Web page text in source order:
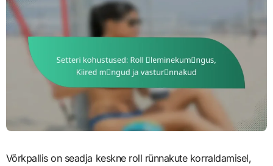
Võrkpallis on seadja keskne roll rünnakute korraldamisel,